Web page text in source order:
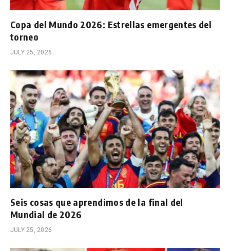
Copa del Mundo 2026: Estrellas emergentes del
torneo
JULY 25, 2026
Seis cosas que aprendimos de la final del
Mundial de 2026
JULY 25, 2026